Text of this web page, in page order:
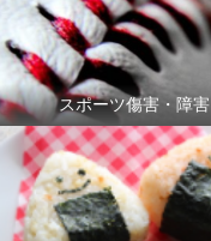
スポーツ傷害・障害